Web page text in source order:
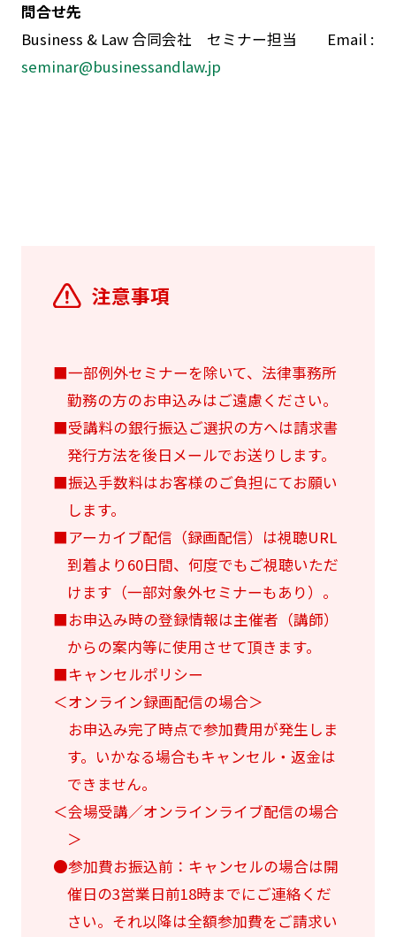
問合せ先
Business & Law 合同会社 セミナー担当 Email :
seminar@businessandlaw.jp
注意事項
■一部例外セミナーを除いて、法律事務所
勤務の方のお申込みはご遠慮ください。
■受講料の銀行振込ご選択の方へは請求書
発行方法を後日メールでお送りします。
■振込手数料はお客様のご負担にてお願い
します。
■アーカイブ配信（録画配信）は視聴URL
到着より60日間、何度でもご視聴いただ
けます（一部対象外セミナーもあり）。
■お申込み時の登録情報は主催者（講師）
からの案内等に使用させて頂きます。
■キャンセルポリシー
＜オンライン録画配信の場合＞
お申込み完了時点で参加費用が発生しま
す。いかなる場合もキャンセル・返金は
できません。
＜会場受講／オンラインライブ配信の場合
＞
●参加費お振込前：キャンセルの場合は開
催日の3営業日前18時までにご連絡くだ
さい。それ以降は全額参加費をご請求い